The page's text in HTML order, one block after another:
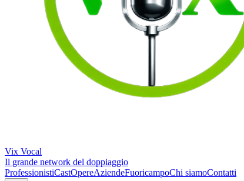
Vix Vocal
Il grande network del doppiaggio
ProfessionistiCastOpereAziendeFuoricampoChi siamoContatti